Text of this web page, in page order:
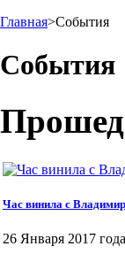
Главная>События
События
Час винила с
26 Января 2017 года